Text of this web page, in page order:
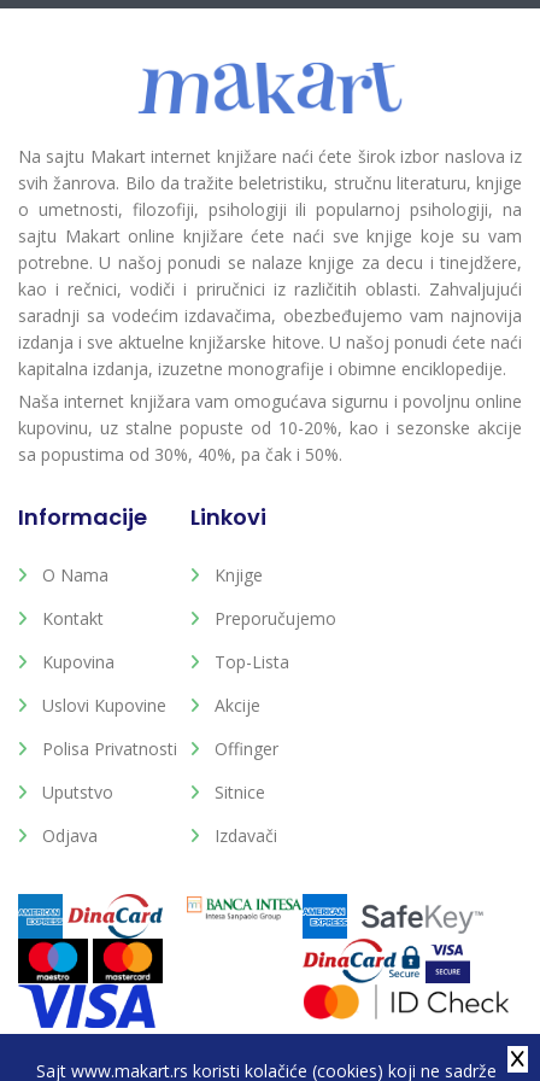
Sajt www.makart.rs koristi kolačiće (cookies) koji ne sadrže
Na sajtu Makart internet knjižare naći ćete širok izbor naslova iz
svih žanrova. Bilo da tražite beletristiku, stručnu literaturu, knjige
o umetnosti, filozofiji, psihologiji ili popularnoj psihologiji, na
sajtu Makart online knjižare ćete naći sve knjige koje su vam
potrebne. U našoj ponudi se nalaze knjige za decu i tinejdžere,
kao i rečnici, vodiči i priručnici iz različitih oblasti. Zahvaljujući
saradnji sa vodećim izdavačima, obezbeđujemo vam najnovija
izdanja i sve aktuelne knjižarske hitove. U našoj ponudi ćete naći
kapitalna izdanja, izuzetne monografije i obimne enciklopedije.
Naša internet knjižara vam omogućava sigurnu i povoljnu online
kupovinu, uz stalne popuste od 10-20%, kao i sezonske akcije
sa popustima od 30%, 40%, pa čak i 50%.
Informacije
O Nama
Kontakt
Kupovina
Uslovi Kupovine
Polisa Privatnosti
Uputstvo
Odjava
Linkovi
Knjige
Preporučujemo
Top-Lista
Akcije
Offinger
Sitnice
Izdavači